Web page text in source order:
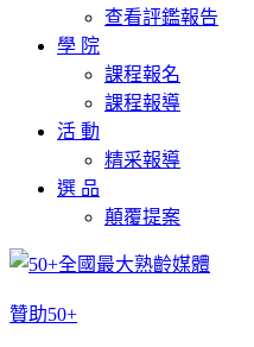
查看評鑑報告
學 院
課程報名
課程報導
活 動
精采報導
選 品
顛覆提案
贊助50+